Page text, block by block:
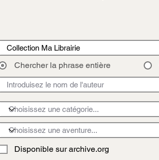
Chercher la phrase entière
Disponible sur archive.org